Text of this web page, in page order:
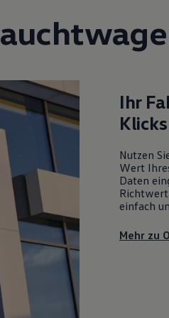
Ihr
Klicks
Nutzen
Wert
Daten
Richtwert
einfach
Mehr zu